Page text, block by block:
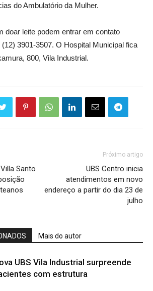
do Ambulatório da Mulher.
doar leite podem entrar em contato
3901-3507. O Hospital Municipal fica
800, Vila Industrial.
Santo
Próximo artigo
UBS Centro inicia
atendimentos em novo
endereço a partir do dia 23 de
julho
Mais do autor
UBS Vila Industrial surpreende
com estrutura